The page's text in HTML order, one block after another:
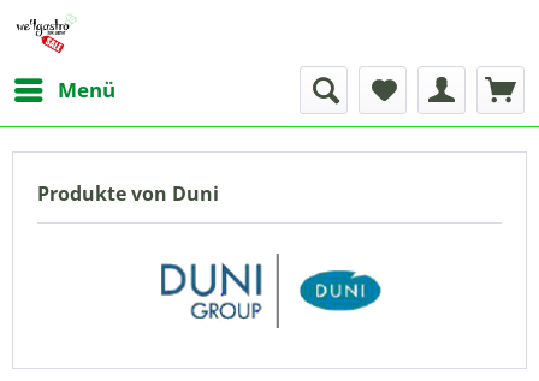
Menü
Produkte von Duni